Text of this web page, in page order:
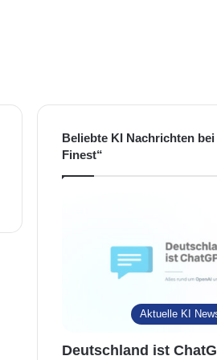
Beliebte KI Nachrichten bei
Finest“
Aktuelle KI
Deutschland ist